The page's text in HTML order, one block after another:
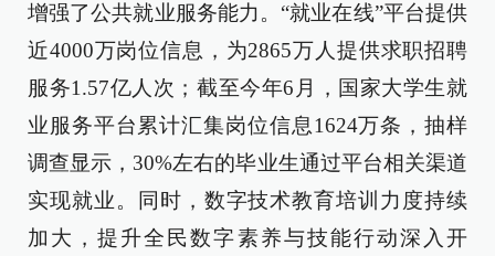
增强了公共就业服务能力。“就业在线”平台提供
近4000万岗位信息，为2865万人提供求职招聘
服务1.57亿人次；截至今年6月，国家大学生就
业服务平台累计汇集岗位信息1624万条，抽样
调查显示，30%左右的毕业生通过平台相关渠道
实现就业。同时，数字技术教育培训力度持续
加大，提升全民数字素养与技能行动深入开